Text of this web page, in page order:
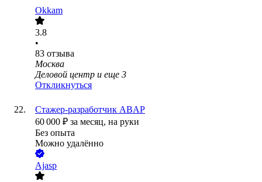
Okkam
3.8
•
83 отзыва
Москва
Деловой центр и еще 3
Откликнуться
Стажер-разработчик ABAP
60 000 ₽ за месяц, на руки
Без опыта
Можно удалённо
Ajasp